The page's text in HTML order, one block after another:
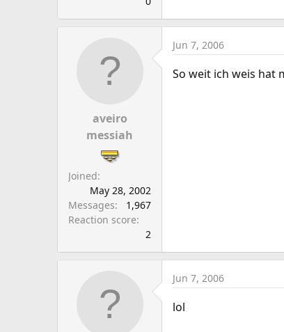
aveiro
messiah
Joined
May 28, 2002
Messages
1,967
Reaction score
2
Jun 7, 2006
So weit ich weis hat
Jun 7, 2006
lol